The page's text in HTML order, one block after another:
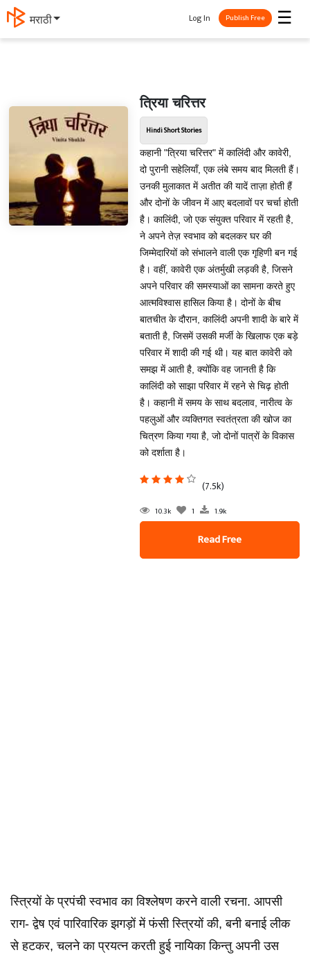
मराठी ☰
Log In Publish Free
त्रिया चरित्तर
Hindi Short Stories
कहानी "त्रिया चरित्तर" में कालिंदी और कावेरी,
दो पुरानी सहेलियाँ, एक लंबे समय बाद मिलती हैं।
उनकी मुलाकात में अतीत की यादें ताज़ा होती हैं
और दोनों के जीवन में आए बदलावों पर चर्चा होती
है। कालिंदी, जो एक संयुक्त परिवार में रहती है,
ने अपने तेज़ स्वभाव को बदलकर घर की
जिम्मेदारियों को संभालने वाली एक गृहिणी बन गई
है। वहीं, कावेरी एक अंतर्मुखी लड़की है, जिसने
अपने परिवार की समस्याओं का सामना करते हुए
आत्मविश्वास हासिल किया है। दोनों के बीच
बातचीत के दौरान, कालिंदी अपनी शादी के बारे में
बताती है, जिसमें उसकी मर्जी के खिलाफ एक बड़े
परिवार में शादी की गई थी। यह बात कावेरी को
समझ में आती है, क्योंकि वह जानती है कि
कालिंदी को साझा परिवार में रहने से चिढ़ होती
है। कहानी में समय के साथ बदलाव, नारीत्व के
पहलुओं और व्यक्तिगत स्वतंत्रता की खोज का
चित्रण किया गया है, जो दोनों पात्रों के विकास
को दर्शाता है।
(7.5k)
10.3k 1 1.9k
Read Free
स्त्रियों के प्रपंची स्वभाव का विश्लेषण करने वाली रचना. आपसी
राग- द्वेष एवं पारिवारिक झगड़ों में फंसी स्त्रियों की, बनी बनाई लीक
से हटकर, चलने का प्रयत्न करती हुई नायिका किन्तु अपनी उस